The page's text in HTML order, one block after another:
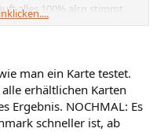
alles 100% also stimmt
die haben große Probleme
man ein Karte testet.
erhältlichen Karten
Ergebnis. NOCHMAL: Es
schneller ist, ab